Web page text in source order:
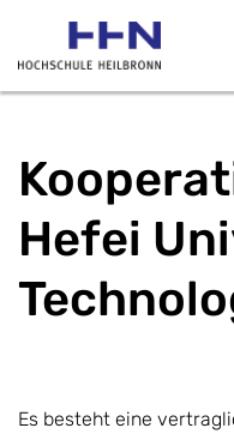
Hefei
Es besteht eine